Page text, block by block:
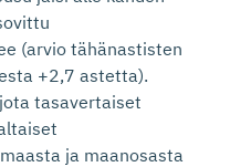
(arvio tähänastisten
+2,7 astetta).
tasavertaiset
ja maanosasta